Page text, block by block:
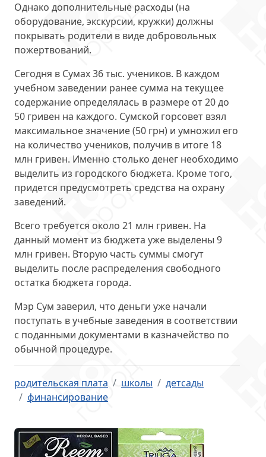
Однако дополнительные расходы (на
оборудование, экскурсии, кружки) должны
покрывать родители в виде добровольных
пожертвований.
Сегодня в Сумах36 тыс. учеников. В каждом
учебном заведении ранее сумма на текущее
содержание определялась в размере от 20 до
50 гривен на каждого. Сумской горсовет взял
максимальное значение (50 грн) и умножил его
на количество учеников, получив в итоге 18
млн гривен. Именно столько денег необходимо
выделить из городского бюджета. Кроме того,
придется предусмотреть средства на охрану
заведений.
Всего требуется около 21 млн гривен. На
данный момент из бюджета уже выделены 9
млн гривен. Вторую часть суммы смогут
выделить после распределения свободного
остатка бюджета города.
Мэр Сум заверил, что деньги уже начали
поступать в учебные заведения в соответствии
с поданными документами в казначейство по
обычной процедуре.
родительская плата школы
детсады
финансирование